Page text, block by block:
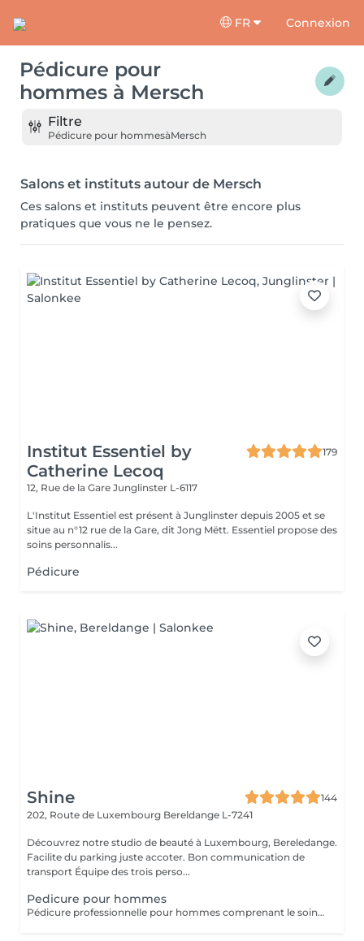
FR Connexion
Pédicure pour
hommes à Mersch
Filtre
Pédicure pour hommesàMersch
Salons et instituts autour de Mersch
Ces salons et instituts peuvent être encore plus
pratiques que vous ne le pensez.
Institut Essentiel by
Catherine Lecoq
179
12, Rue de la Gare Junglinster L-6117
L'Institut Essentiel est présent à Junglinster depuis 2005 et se
situe au n°12 rue de la Gare, dit Jong Mëtt. Essentiel propose des
soins personnalis...
Pédicure
Shine
144
202, Route de Luxembourg Bereldange L-7241
Découvrez notre studio de beauté à Luxembourg, Bereledange.
Facilite du parking juste accoter. Bon communication de
transport Équipe des trois perso...
Pedicure pour hommes
Pédicure professionnelle pour hommes comprenant le soin des ongles, le traitement des cuticules, l'élimination des callosités et l'hydratation des pieds. Idéal pour des pieds propres, soignés et confortables.